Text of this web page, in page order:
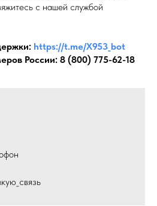
с нашей службой
https://t.me/X953_bot
России: 8 (800) 775-62-18